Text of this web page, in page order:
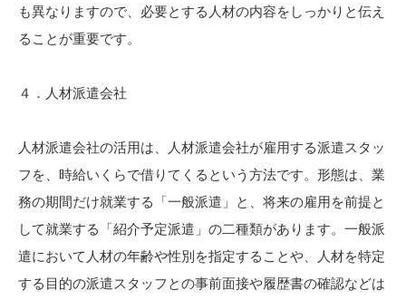
も異なりますので、必要とする人材の内容をしっかりと伝え
ることが重要です。
４．人材派遣会社
人材派遣会社の活用は、人材派遣会社が雇用する派遣スタッ
フを、時給いくらで借りてくるという方法です。形態は、業
務の期間だけ就業する「一般派遣」と、将来の雇用を前提と
して就業する「紹介予定派遣」の二種類があります。一般派
遣において人材の年齢や性別を指定することや、人材を特定
する目的の派遣スタッフとの事前面接や履歴書の確認などは